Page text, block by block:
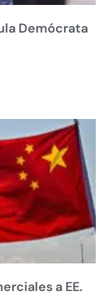
Demócrata
a EE.